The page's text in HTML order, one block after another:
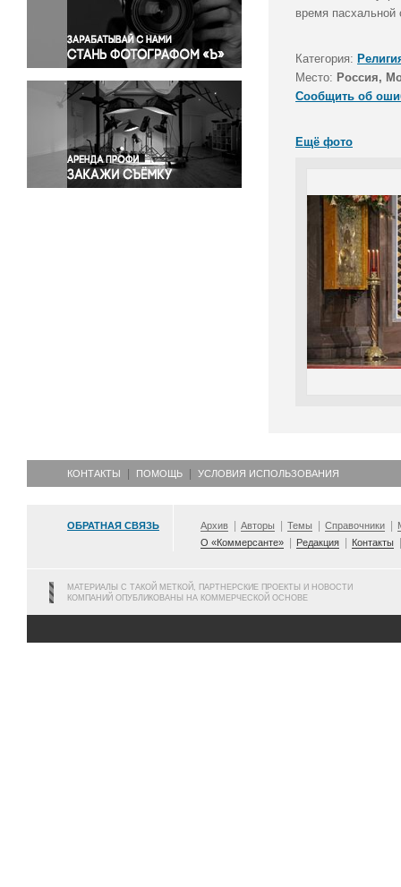
Правосудие
Происшествия и конфликты
Религия
Светская жизнь
Спорт
Экология
Экономика и бизнес
время
Категория:
Место: Россия,
Сообщить об
Ещё фото
КОНТАКТЫ ПОМОЩЬ УСЛОВИЯ ИСПОЛЬЗОВАНИЯ
ОБРАТНАЯ СВЯЗЬ Архив Авторы Темы Справочники
О «Коммерсанте»
Редакция Контакты
МАТЕРИАЛЫ С ТАКОЙ МЕТКОЙ, ПАРТНЕРСКИЕ ПРОЕКТЫ И НОВОСТИ
КОМПАНИЙ ОПУБЛИКОВАНЫ НА КОММЕРЧЕСКОЙ ОСНОВЕ